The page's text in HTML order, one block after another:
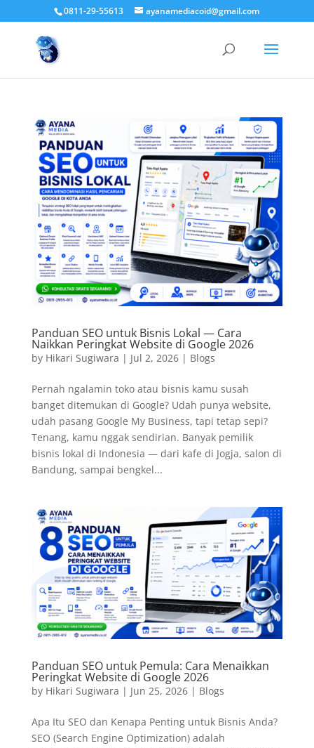
0811-29-55613 ayanamediacoid@gmail.com
Panduan SEO untuk Bisnis Lokal — Cara
Naikkan Peringkat Website di Google 2026
by Hikari Sugiwara | Jul 2, 2026| Blogs
Pernah ngalamin toko atau bisnis kamu susah
banget ditemukan di Google? Udah punya website,
udah pasang Google My Business, tapi tetap sepi?
Tenang, kamu nggak sendirian. Banyak pemilik
bisnis lokal di Indonesia — dari kafe di Jogja, salon di
Bandung, sampai bengkel...
Panduan SEO untuk Pemula: Cara Menaikkan
Peringkat Website di Google 2026
by Hikari Sugiwara | Jun 25, 2026| Blogs
Apa Itu SEO dan Kenapa Penting untuk Bisnis Anda?
SEO (Search Engine Optimization) adalah